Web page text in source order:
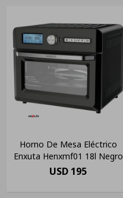
Horno De Mesa Eléctrico
Enxuta Henxmf01 18l Negro
USD 195